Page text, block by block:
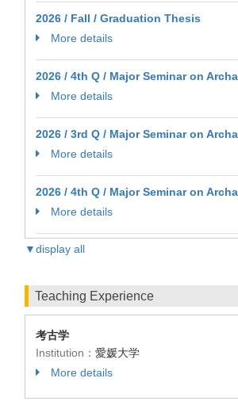
2026 / Fall / Graduation Thesis
More details
2026 / 4th Q / Major Seminar on
More details
2026 / 3rd Q / Major Seminar on
More details
2026 / 4th Q / Major Seminar on
More details
▼display all
Teaching Experience
考古学
Institution： 愛媛大学
More details